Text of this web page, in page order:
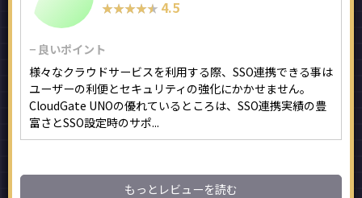
★★★★★
★★★★★ 4.5
− 良いポイント
様々なクラウドサービスを利用する際、SSO連携できる事は
ユーザーの利便とセキュリティの強化にかかせません。
CloudGate UNOの優れているところは、SSO連携実績の豊
富さとSSO設定時のサポ...
もっとレビューを読む